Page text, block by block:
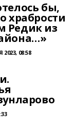
бы,
храбрости
Редик из
08:58